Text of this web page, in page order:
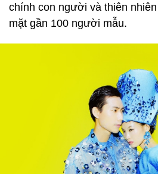
chính con người và thiên
mặt gần 100 người mẫu.